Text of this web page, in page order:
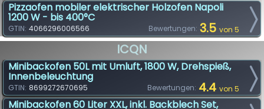
Pizzaofen mobiler elektrischer Holzofen Napoli
1200 W - bis 400°C
Bewertungen: 3.5 von 5
GTIN: 4066296006566
ICQN
Minibackofen 50L mit Umluft, 1800 W, Drehspieß,
Innenbeleuchtung
Bewertungen: 4.4 von 5
GTIN: 8699272670695
Minibackofen 60 Liter XXL, inkl. Backblech Set,